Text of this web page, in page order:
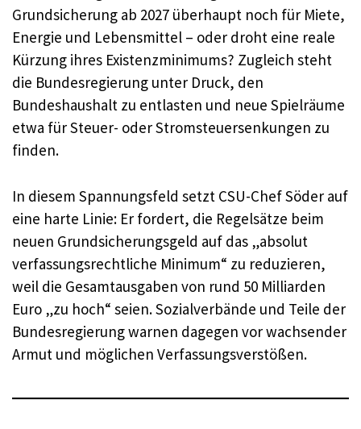
Grundsicherung ab 2027 überhaupt noch für Miete,
Energie und Lebensmittel – oder droht eine reale
Kürzung ihres Existenzminimums? Zugleich steht
die Bundesregierung unter Druck, den
Bundeshaushalt zu entlasten und neue Spielräume
etwa für Steuer- oder Stromsteuersenkungen zu
finden.
In diesem Spannungsfeld setzt CSU-Chef Söder auf
eine harte Linie: Er fordert, die Regelsätze beim
neuen Grundsicherungsgeld auf das „absolut
verfassungsrechtliche Minimum“ zu reduzieren,
weil die Gesamtausgaben von rund 50 Milliarden
Euro „zu hoch“ seien. Sozialverbände und Teile der
Bundesregierung warnen dagegen vor wachsender
Armut und möglichen Verfassungsverstößen.